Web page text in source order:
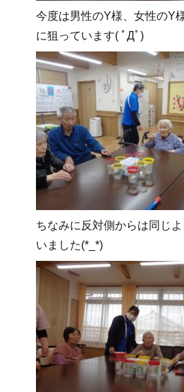
今度は男性のY様、女性のY
に狙っています( ﾟДﾟ)
ちなみに反対側からは同じ
いました(*_*)